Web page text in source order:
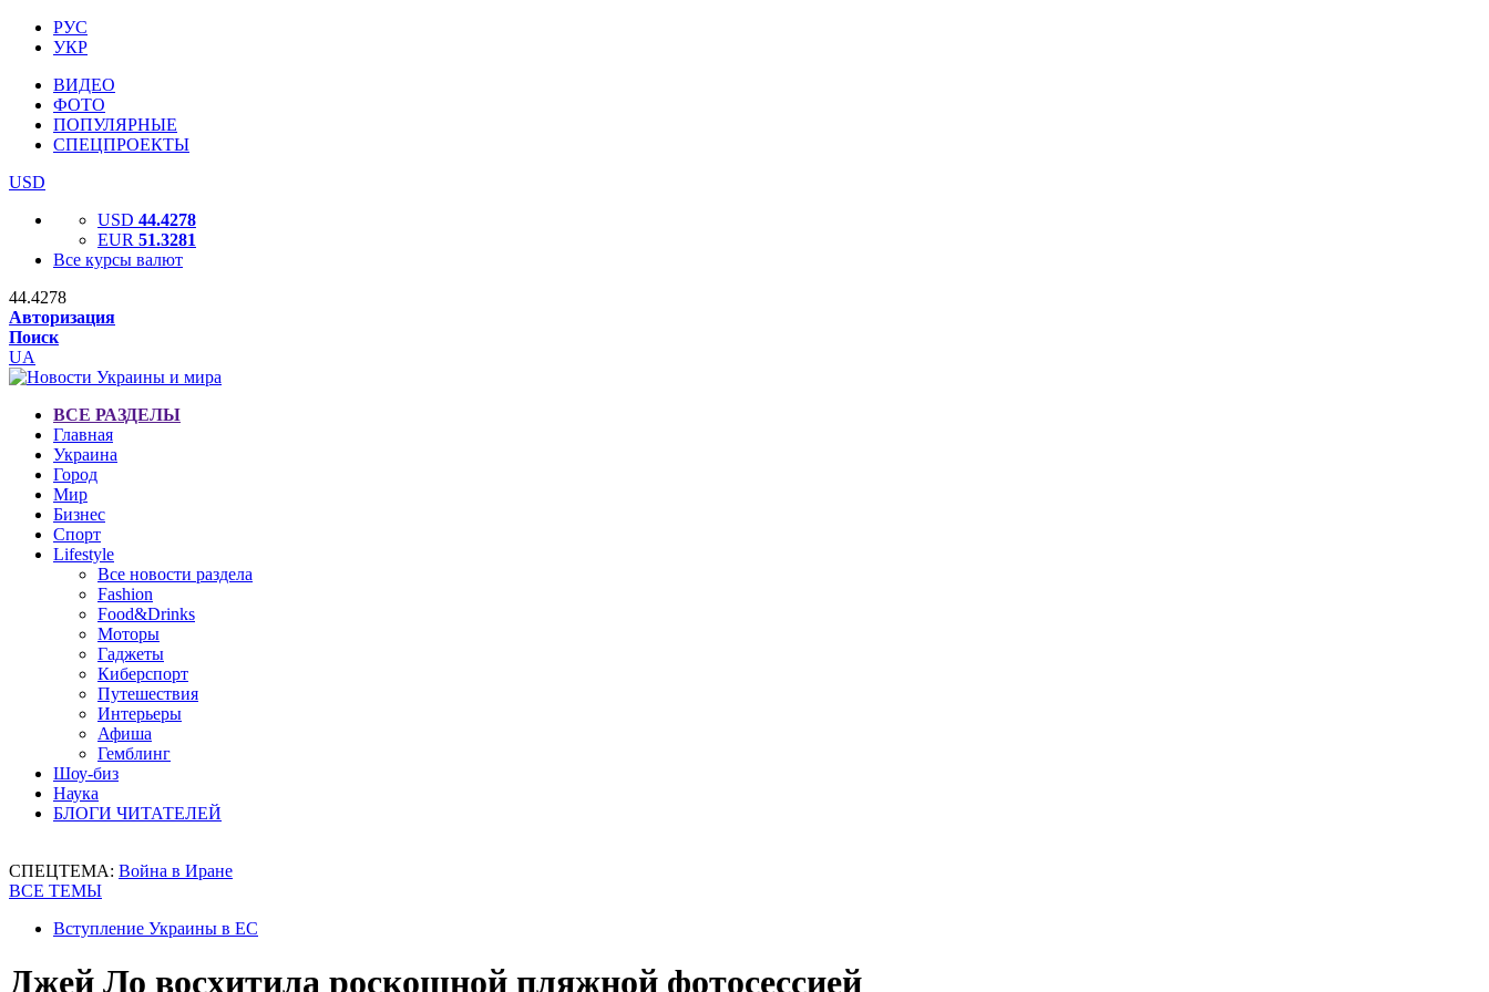
РУС
УКР
ВИДЕО
ФОТО
ПОПУЛЯРНЫЕ
СПЕЦПРОЕКТЫ
USD
USD 44.4278
EUR 51.3281
Все курсы валют
44.4278
Авторизация
Поиск
UA
ВСЕ РАЗДЕЛЫ
Главная
Украина
Город
Мир
Бизнес
Спорт
Lifestyle
Все новости раздела
Fashion
Food&Drinks
Моторы
Гаджеты
Киберспорт
Путешествия
Интерьеры
Афиша
Гемблинг
Шоу-биз
Наука
БЛОГИ ЧИТАТЕЛЕЙ
СПЕЦТЕМА: Война в Иране
ВСЕ ТЕМЫ
Вступление Украины в ЕС
Джей Ло восхитила роскошной пляжной фотосессией